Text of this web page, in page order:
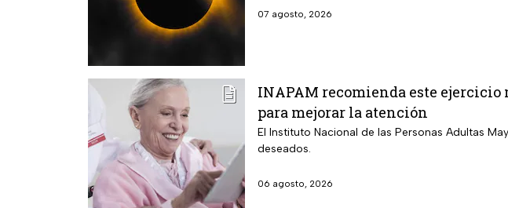
07 agosto, 2026
INAPAM recomienda este ejercicio
para mejorar la atención
El Instituto Nacional de las Personas Adultas
deseados.
06 agosto, 2026